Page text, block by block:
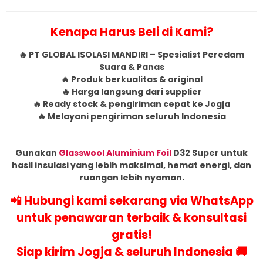
Kenapa Harus Beli di Kami?
🔥 PT GLOBAL ISOLASI MANDIRI – Spesialist Peredam
Suara & Panas
🔥 Produk berkualitas & original
🔥 Harga langsung dari supplier
🔥 Ready stock & pengiriman cepat ke Jogja
🔥 Melayani pengiriman seluruh Indonesia
Gunakan Glasswool Aluminium Foil D32 Super untuk
hasil insulasi yang lebih maksimal, hemat energi, dan
ruangan lebih nyaman.
📲Hubungi kami sekarang via WhatsApp
untuk penawaran terbaik & konsultasi
gratis!
Siap kirim Jogja & seluruh Indonesia 🚚